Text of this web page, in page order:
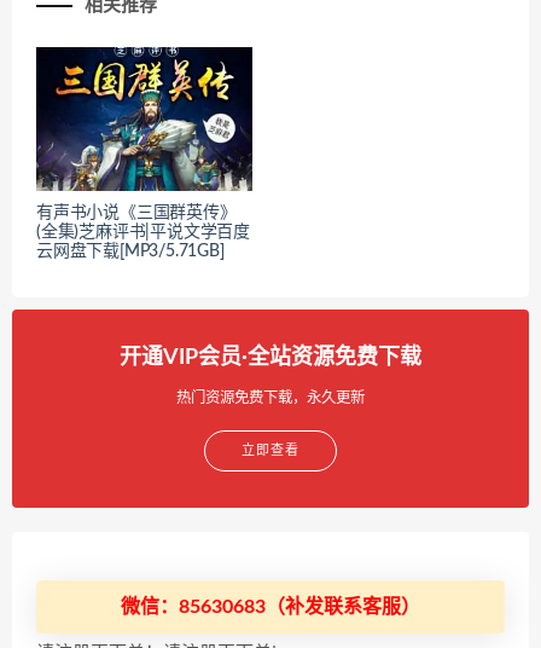
相关推荐
有声书小说《三国群英传》
(全集)芝麻评书|平说文学百度
云网盘下载[MP3/5.71GB]
开通VIP会员·全站资源免费下载
热门资源免费下载，永久更新
立即查看
微信：85630683（补发联系客服）